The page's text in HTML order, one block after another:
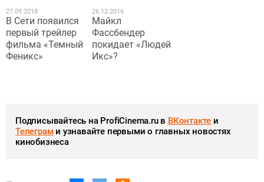
27.09.2018
В Сети появился
первый трейлер
фильма «Темный
Феникс»
26.12.2016
Майкл
Фассбендер
покидает «Людей
Икс»?
Подписывайтесь на ProfiCinema.ru в ВКонтакте и
Телеграми узнавайте первыми о главных новостях
кинобизнеса